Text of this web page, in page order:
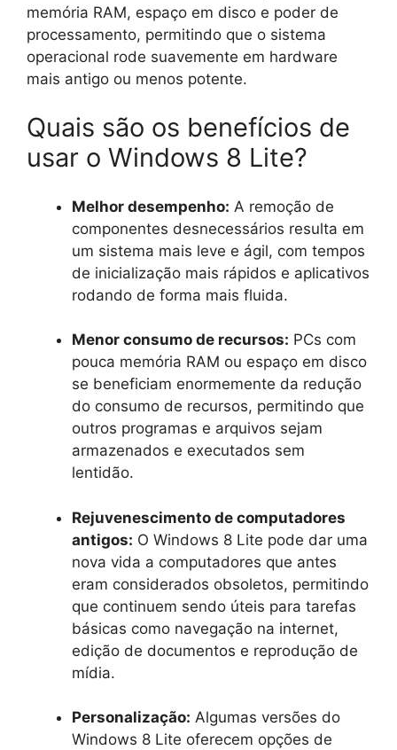
memória RAM, espaço em disco e poder de
processamento, permitindo que o sistema
operacional rode suavemente em hardware
mais antigo ou menos potente.
Quais são os benefícios de
usar o Windows 8 Lite?
Melhor desempenho: A remoção de
componentes desnecessários resulta em
um sistema mais leve e ágil, com tempos
de inicialização mais rápidos e aplicativos
rodando de forma mais fluida.
Menor consumo de recursos: PCs com
pouca memória RAM ou espaço em disco
se beneficiam enormemente da redução
do consumo de recursos, permitindo que
outros programas e arquivos sejam
armazenados e executados sem
lentidão.
Rejuvenescimento de computadores
antigos: O Windows 8 Lite pode dar uma
nova vida a computadores que antes
eram considerados obsoletos, permitindo
que continuem sendo úteis para tarefas
básicas como navegação na internet,
edição de documentos e reprodução de
mídia.
Personalização: Algumas versões do
Windows 8 Lite oferecem opções de